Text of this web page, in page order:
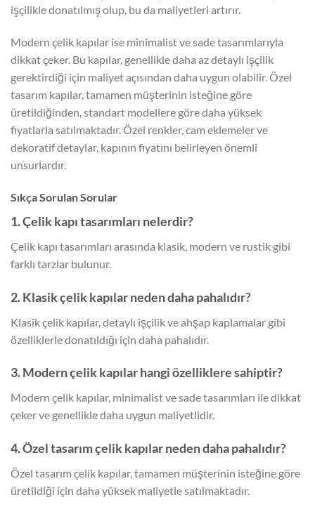
işçilikle donatılmış olup, bu da maliyetleri artırır.
Modern çelik kapılar ise minimalist ve sade tasarımlarıyla
dikkat çeker. Bu kapılar, genellikle daha az detaylı işçilik
gerektirdiği için maliyet açısından daha uygun olabilir. Özel
tasarım kapılar, tamamen müşterinin isteğine göre
üretildiğinden, standart modellere göre daha yüksek
fiyatlarla satılmaktadır. Özel renkler, cam eklemeler ve
dekoratif detaylar, kapının fiyatını belirleyen önemli
unsurlardır.
Sıkça Sorulan Sorular
1. Çelik kapı tasarımları nelerdir?
Çelik kapı tasarımları arasında klasik, modern ve rustik gibi
farklı tarzlar bulunur.
2. Klasik çelik kapılar neden daha pahalıdır?
Klasik çelik kapılar, detaylı işçilik ve ahşap kaplamalar gibi
özelliklerle donatıldığı için daha pahalıdır.
3. Modern çelik kapılar hangi özelliklere sahiptir?
Modern çelik kapılar, minimalist ve sade tasarımları ile dikkat
çeker ve genellikle daha uygun maliyetlidir.
4. Özel tasarım çelik kapılar neden daha pahalıdır?
Özel tasarım çelik kapılar, tamamen müşterinin isteğine göre
üretildiği için daha yüksek maliyetle satılmaktadır.